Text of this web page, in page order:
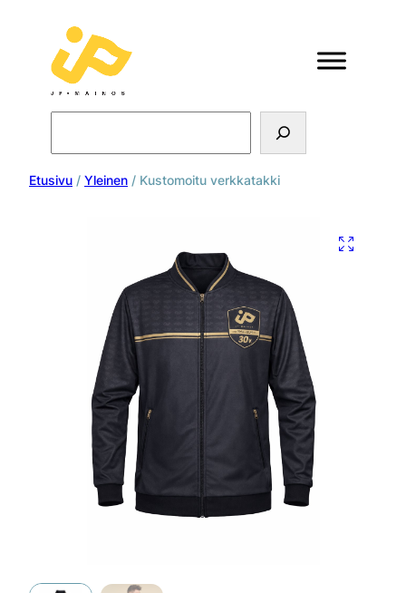
Etusivu / Yleinen / Kustomoitu verkkatakki